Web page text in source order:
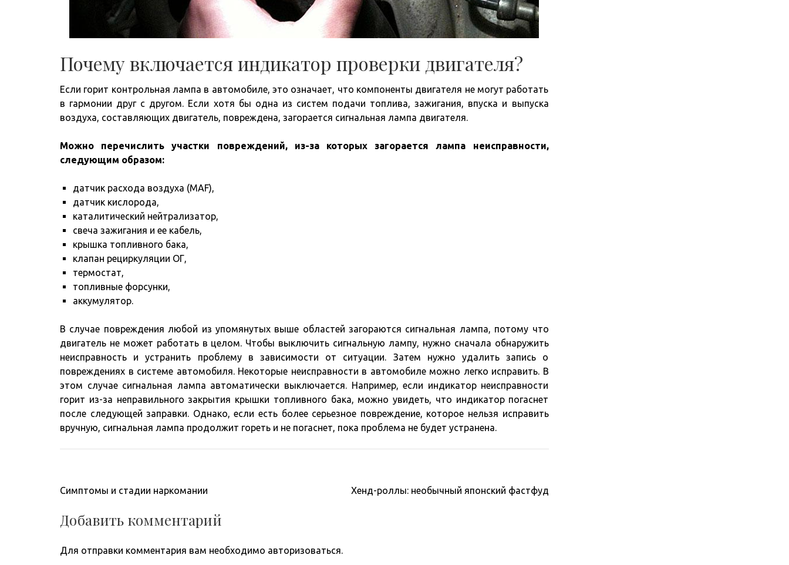
Почему включается индикатор проверки двигателя?
Если горит контрольная лампа в автомобиле, это означает, что компоненты двигателя не могут работать
в гармонии друг с другом. Если хотя бы одна из систем подачи топлива, зажигания, впуска и выпуска
воздуха, составляющих двигатель, повреждена, загорается сигнальная лампа двигателя.
Можно перечислить участки повреждений, из-за которых загорается лампа неисправности,
следующим образом:
датчик расхода воздуха (MAF),
датчик кислорода,
каталитический нейтрализатор,
свеча зажигания и ее кабель,
крышка топливного бака,
клапан рециркуляции ОГ,
термостат,
топливные форсунки,
аккумулятор.
В случае повреждения любой из упомянутых выше областей загораются сигнальная лампа, потому что
двигатель не может работать в целом. Чтобы выключить сигнальную лампу, нужно сначала обнаружить
неисправность и устранить проблему в зависимости от ситуации. Затем нужно удалить запись о
повреждениях в системе автомобиля. Некоторые неисправности в автомобиле можно легко исправить. В
этом случае сигнальная лампа автоматически выключается. Например, если индикатор неисправности
горит из-за неправильного закрытия крышки топливного бака, можно увидеть, что индикатор погаснет
после следующей заправки. Однако, если есть более серьезное повреждение, которое нельзя исправить
вручную, сигнальная лампа продолжит гореть и не погаснет, пока проблема не будет устранена.
Навигация
записям
Симптомы и стадии наркомании Хенд-роллы: необычный японский фастфуд
Добавить комментарий
Для отправки комментария вам необходимо авторизоваться.